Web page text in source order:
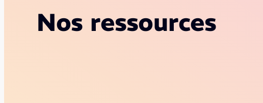
Nos ressources